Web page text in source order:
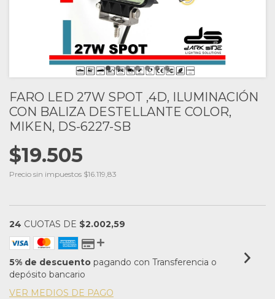
FARO LED 27W SPOT ,4D, ILUMINACIÓN
CON BALIZA DESTELLANTE COLOR,
MIKEN, DS-6227-SB
$19.505
Precio sin impuestos $16.119,83
24 CUOTAS DE $2.002,59
5% de descuento pagando con Transferencia o
depósito bancario
VER MEDIOS DE PAGO